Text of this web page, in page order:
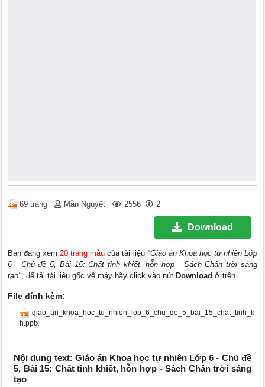
69 trang Mẫn Nguyệt 2556 2
Download
Bạn đang xem20 trang mẫu của tài liệu "Giáo án Khoa học tự nhiên Lớp
6 - Chủ đề 5, Bài 15: Chất tinh khiết, hỗn hợp - Sách Chân trời sáng
tạo", để tải tài liệu gốc về máy hãy click vào nút Download ở trên.
File đính kèm:
giao_an_khoa_hoc_tu_nhien_lop_6_chu_de_5_bai_15_chat_tinh_k
h.pptx
Nội dung text: Giáo án Khoa học tự nhiên Lớp 6 - Chủ đề
5, Bài 15: Chất tinh khiết, hỗn hợp - Sách Chân trời sáng
tạo